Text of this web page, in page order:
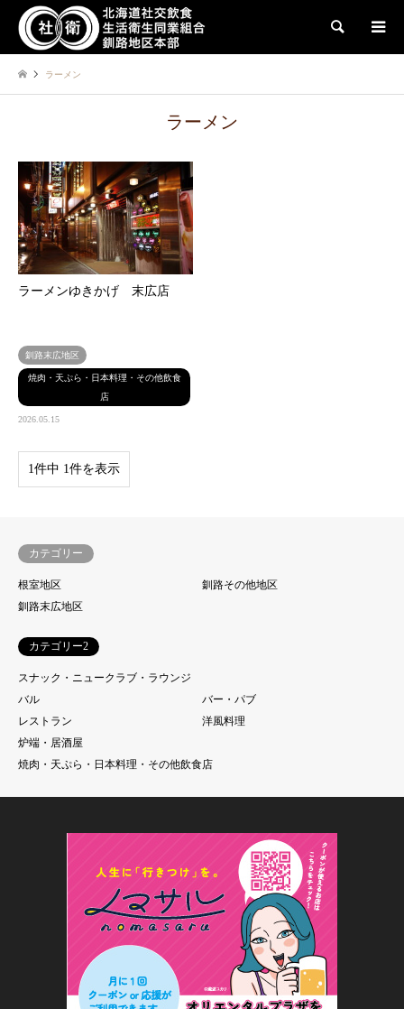
検索
ラーメン
ラーメン
ラーメンゆきかげ 末広店
釧路末広地区
焼肉・天ぷら・日本料理・その他飲食
店
2026.05.15
1件中 1件を表示
カテゴリー
根室地区
釧路その他地区
釧路末広地区
カテゴリー2
スナック・ニュークラブ・ラウンジ
バル
バー・パブ
レストラン
洋風料理
炉端・居酒屋
焼肉・天ぷら・日本料理・その他飲食店